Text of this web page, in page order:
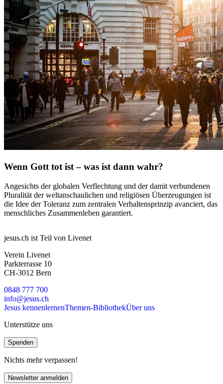
Wenn Gott tot ist – was ist dann wahr?
Angesichts der globalen Verflechtung und der damit verbundenen
Pluralität der weltanschaulichen und religiösen Überzeugungen ist
die Idee der Toleranz zum zentralen Verhaltensprinzip avanciert, das
menschliches Zusammenleben garantiert.
jesus.ch ist Teil von Livenet
Verein Livenet
Parkterrasse 10
CH-3012 Bern
0848 777 700
info@jesus.ch
Jesus kennenlernenThemen-BibliothekÜber uns
Unterstütze uns
Spenden
Nichts mehr verpassen!
Newsletter anmelden